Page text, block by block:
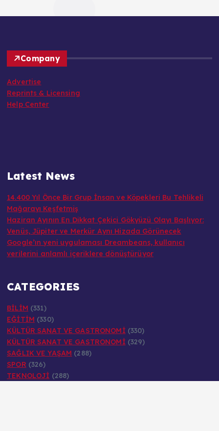
Company
Advertise
Reprints & Licensing
Help Center
Latest News
14.400 Yıl Önce Bir Grup İnsan ve Köpekleri Bu Tehlikeli
Mağarayı Keşfetmiş
Haziran Ayının En Dikkat Çekici Gökyüzü Olayı Başlıyor:
Venüs, Jüpiter ve Merkür Aynı Hizada Görünecek
Google’ın yeni uygulaması Dreambeans, kullanıcı
verilerini anlamlı içeriklere dönüştürüyor
CATEGORIES
BİLİM (331)
EĞİTİM (330)
KÜLTÜR SANAT VE GASTRONOMİ (330)
KÜLTÜR SANAT VE GASTRONOMİ (329)
SAĞLIK VE YAŞAM (288)
SPOR (326)
TEKNOLOJİ (288)